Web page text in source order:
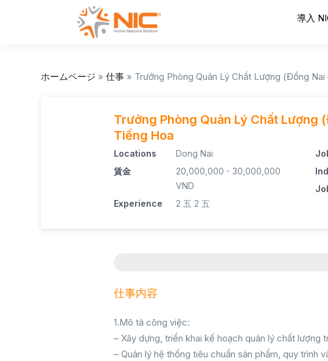
導入
ホームページ » 仕事 » Trưởng Phòng Quản Lý Chất Lượng (Đồng
Trưởng Phòng Quản Lý Chất Lượng
Tiếng Hoa
Locations
Dong Nai
賃金
20,000,000 - 30,000,000
VND
Experience
2 五 2 五
仕事内容
1.Mô tả công việc:
– Xây dựng, triển khai kế hoạch quản lý chất lượng
– Quản lý hệ thống tiêu chuẩn sản phẩm, quy trình